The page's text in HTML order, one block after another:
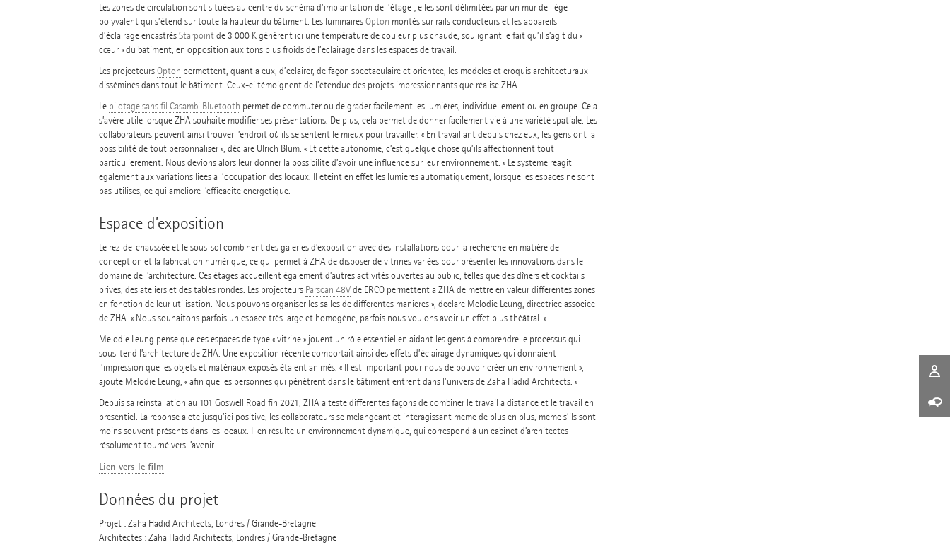
Les zones de circulation sont situées au centre du schéma d’implantation de l’étage ; elles sont délimitées par un mur de liège
polyvalent qui s’étend sur toute la hauteur du bâtiment. Les luminairesOpton montés sur rails conducteurs et les appareils
d’éclairage encastrésStarpointde 3 000 K génèrent ici une température de couleur plus chaude, soulignant le fait qu’il s’agit du «
cœur » du bâtiment, en opposition aux tons plus froids de l’éclairage dans les espaces de travail.
Les projecteursOpton permettent, quant à eux, d’éclairer, de façon spectaculaire et orientée, les modèles et croquis architecturaux
disséminés dans tout le bâtiment. Ceux-ci témoignent de l’étendue des projets impressionnants que réalise ZHA.
Le pilotage sans fil Casambi Bluetooth permet de commuter ou de grader facilement les lumières, individuellement ou en groupe. Cela
s’avère utile lorsque ZHA souhaite modifier ses présentations. De plus, cela permet de donner facilement vie à une variété spatiale. Les
collaborateurs peuvent ainsi trouver l’endroit où ils se sentent le mieux pour travailler. « En travaillant depuis chez eux, les gens ont la
possibilité de tout personnaliser », déclare Ulrich Blum. « Et cette autonomie, c’est quelque chose qu’ils affectionnent tout
particulièrement. Nous devions alors leur donner la possibilité d’avoir une influence sur leur environnement. » Le système réagit
également aux variations liées à l’occupation des locaux. Il éteint en effet les lumières automatiquement, lorsque les espaces ne sont
pas utilisés, ce qui améliore l’efficacité énergétique.
Espace d’exposition
Le rez-de-chaussée et le sous-sol combinent des galeries d’exposition avec des installations pour la recherche en matière de
conception et la fabrication numérique, ce qui permet à ZHA de disposer de vitrines variées pour présenter les innovations dans le
domaine de l’architecture. Ces étages accueillent également d’autres activités ouvertes au public, telles que des dîners et cocktails
privés, des ateliers et des tables rondes. Les projecteurs Parscan 48Vde ERCO permettent à ZHA de mettre en valeur différentes zones
en fonction de leur utilisation. Nous pouvons organiser les salles de différentes manières », déclare Melodie Leung, directrice associée
de ZHA. « Nous souhaitons parfois un espace très large et homogène, parfois nous voulons avoir un effet plus théâtral. »
Melodie Leung pense que ces espaces de type « vitrine » jouent un rôle essentiel en aidant les gens à comprendre le processus qui
sous-tend l’architecture de ZHA. Une exposition récente comportait ainsi des effets d’éclairage dynamiques qui donnaient
l’impression que les objets et matériaux exposés étaient animés. « Il est important pour nous de pouvoir créer un environnement »,
ajoute Melodie Leung, « afin que les personnes qui pénètrent dans le bâtiment entrent dans l’univers de Zaha Hadid Architects. »
Depuis sa réinstallation au 101 Goswell Road fin 2021, ZHA a testé différentes façons de combiner le travail à distance et le travail en
présentiel. La réponse a été jusqu’ici positive, les collaborateurs se mélangeant et interagissant même de plus en plus, même s’ils sont
moins souvent présents dans les locaux. Il en résulte un environnement dynamique, qui correspond à un cabinet d’architectes
résolument tourné vers l’avenir.
Lien vers le film
Données du projet
Projet : Zaha Hadid Architects, Londres / Grande-Bretagne
Architectes : Zaha Hadid Architects, Londres / Grande-Bretagne